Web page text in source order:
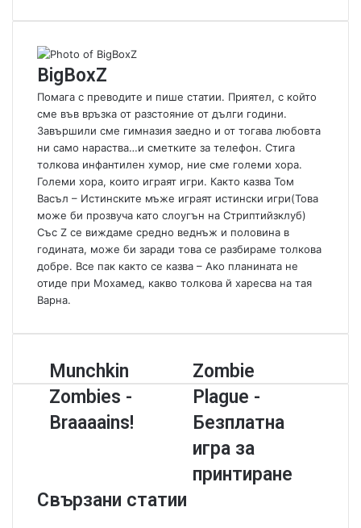
d
a
i
l
BigBoxZ
Помага с преводите и пише статии. Приятел, с който
сме във връзка от разстояние от дълги години.
Завършили сме гимназия заедно и от тогава любовта
ни само нараства…и сметките за телефон. Стига
толкова инфантилен хумор, ние сме големи хора.
Големи хора, които играят игри. Както казва Том
Васъл – Истинските мъже играят истински игри(Това
може би прозвуча като слоугън на Стриптийзклуб)
Със Z се виждаме средно веднъж и половина в
годината, може би заради това се разбираме толкова
добре. Все пак както се казва – Ако планината не
отиде при Мохамед, какво толкова й харесва на тая
Варна.
M
u
n
c
Z
Munchkin
Zombies -
Braaaains!
Z
o
m
b
e
P
l
Zombie
Plague -
Безплатна
игра за
принтиране
Свързани статии